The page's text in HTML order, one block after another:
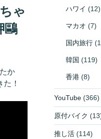
ゃ
鷗
か
！
ハワイ (12)
マカオ (7)
国内旅行
韓国 (119)
香港(8)
YouTube(366)
原付バイク
推し活(114)